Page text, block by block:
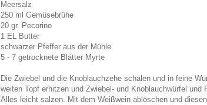
Meersalz
250 ml Gemüsebrühe
20 gr. Pecorino
1 EL Butter
schwarzer Pfeffer aus der Mühle
5 - 7 getrocknete Blätter Myrte
Die Zwiebel und die Knoblauchzehe schälen und in feine
weiten Topf erhitzen und Zwiebel- und Knoblauchwürfel und
Alles leicht salzen. Mit dem Weißwein ablöschen und